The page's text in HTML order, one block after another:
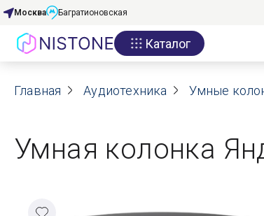
Акции
О нас
Москва Багратионовская
Каталог
Главная Аудиотехника Умные
Умная колонка